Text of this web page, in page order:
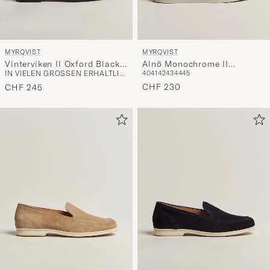
MYRQVIST
Vinterviken II Oxford Black
Patent
IN VIELEN GRÖSSEN ERHÄLTLICH
CHF 245
MYRQVIST
Alnö Monochrome II
Sneakers Beige Nubuck
404142434445
CHF 230